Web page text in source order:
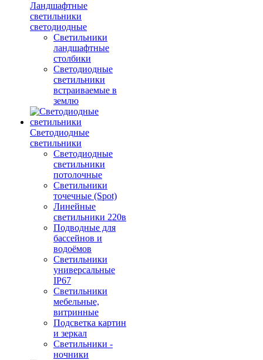
Ландшафтные
светильники
светодиодные
Светильники
ландшафтные
столбики
Светодиодные
светильники
встраиваемые в
землю
Светодиодные
светильники
Светодиодные
светильники
потолочные
Светильники
точечные (Spot)
Линейные
светильники 220в
Подводные для
бассейнов и
водоёмов
Светильники
универсальные
IP67
Светильники
мебельные,
витринные
Подсветка картин
и зеркал
Светильники -
ночники